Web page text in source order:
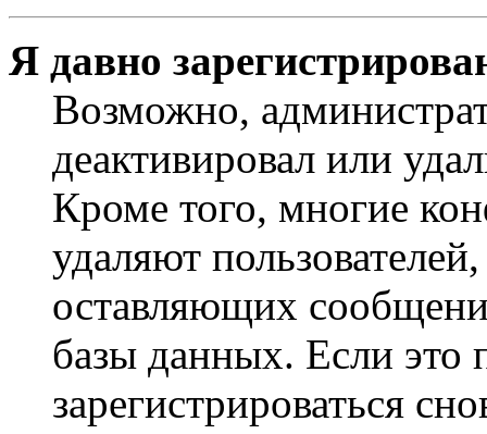
Я давно
Возможно,
деактивировал или
Кроме того, многие
удаляют
оставляющих
базы данных. Если это
зарегистрироваться